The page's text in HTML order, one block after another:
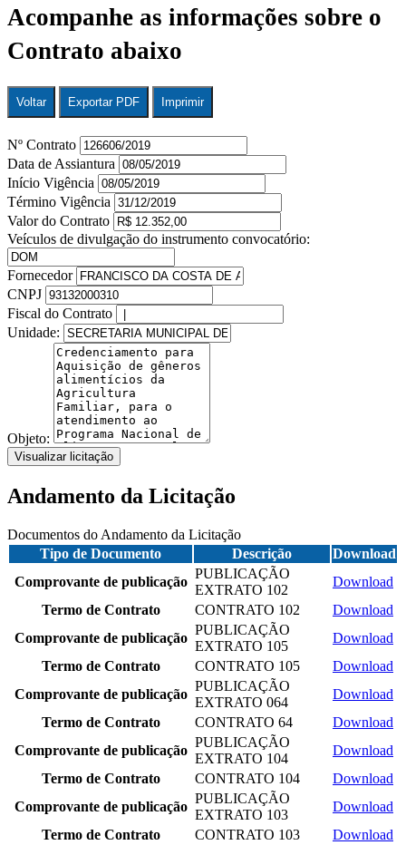
Acompanhe as informações sobre o
Contrato abaixo
Voltar Exportar PDF Imprimir
Nº Contrato
Data de Assiantura
Início Vigência
Término Vigência
Valor do Contrato
Veículos de divulgação do instrumento convocatório:
Fornecedor
CNPJ
Fiscal do Contrato
Unidade:
Objeto:
Visualizar licitação
Andamento da Licitação
Documentos do Andamento da Licitação
Tipo de Documento
Descrição
Download
Comprovante de publicação
PUBLICAÇÃO
EXTRATO 102
Download
Termo de Contrato
CONTRATO 102
Download
Comprovante de publicação
PUBLICAÇÃO
EXTRATO 105
Download
Termo de Contrato
CONTRATO 105
Download
Comprovante de publicação
PUBLICAÇÃO
EXTRATO 064
Download
Termo de Contrato
CONTRATO 64
Download
Comprovante de publicação
PUBLICAÇÃO
EXTRATO 104
Download
Termo de Contrato
CONTRATO 104
Download
Comprovante de publicação
PUBLICAÇÃO
EXTRATO 103
Download
Termo de Contrato
CONTRATO 103
Download